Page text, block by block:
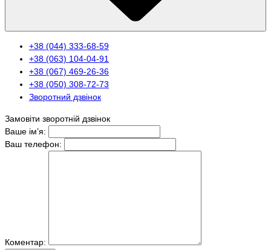
+38 (044) 333-68-59
+38 (063) 104-04-91
+38 (067) 469-26-36
+38 (050) 308-72-73
Зворотний дзвінок
Замовіти зворотній дзвінок
Ваше ім’я:
Ваш телефон:
Коментар: